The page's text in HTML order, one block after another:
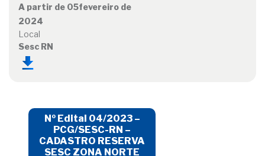
A partir de 05fevereiro de
2024
Local
Sesc RN
Nº Edital 04/2023 –
PCG/SESC-RN –
CADASTRO RESERVA
SESC ZONA NORTE